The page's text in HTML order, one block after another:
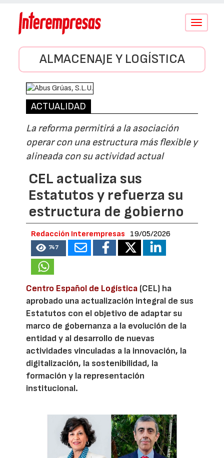
Conmutar
ALMACENAJE Y LOGÍSTICA
ACTUALIDAD
La reforma permitirá a la asociación
operar con una estructura más flexible y
alineada con su actividad actual
CEL actualiza sus
Estatutos y refuerza su
estructura de gobierno
Redacción Interempresas 19/05/2026
747
Centro Español de Logística (CEL) ha
aprobado una actualización integral de sus
Estatutos con el objetivo de adaptar su
marco de gobernanza a la evolución de la
entidad y al desarrollo de nuevas
actividades vinculadas a la innovación, la
digitalización, la sostenibilidad, la
formación y la representación
institucional.